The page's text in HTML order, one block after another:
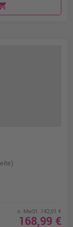
o. MwSt. 142,01 €
168,99 €